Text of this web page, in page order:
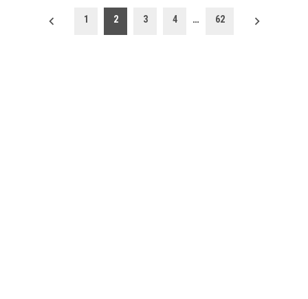
Paginación
1 2 3 4 … 62